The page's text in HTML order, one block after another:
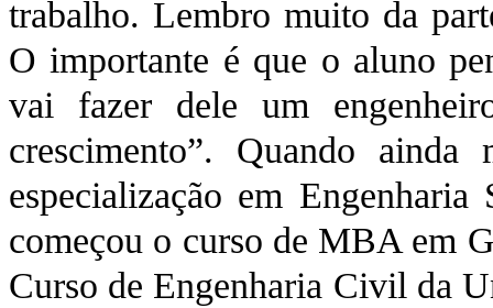
trabalho. Lembro muito da
O importante é que o aluno
vai fazer dele um
crescimento”. Quando
especialização em
começou o curso de MBA em
Curso de Engenharia Civil da